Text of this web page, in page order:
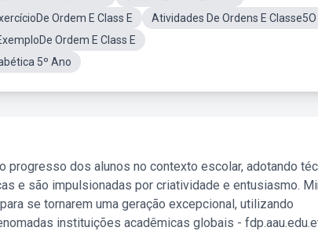
Ordem E Class E
Atividades De Ordens E
Ordem E Class E
5º Ano
progresso dos alunos no contexto escolar, adotando
e são impulsionadas por criatividade e entusiasmo.
se tornarem uma geração excepcional, utilizando
instituições acadêmicas globais -